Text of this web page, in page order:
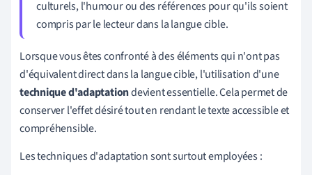
culturels, l'humour ou des références pour qu'ils soient
compris par le lecteur dans la langue cible.
Lorsque vous êtes confronté à des éléments qui n'ont pas
d'équivalent direct dans la langue cible, l'utilisation d'une
technique d'adaptationdevient essentielle. Cela permet de
conserver l'effet désiré tout en rendant le texte accessible et
compréhensible.
Les techniques d'adaptation sont surtout employées :